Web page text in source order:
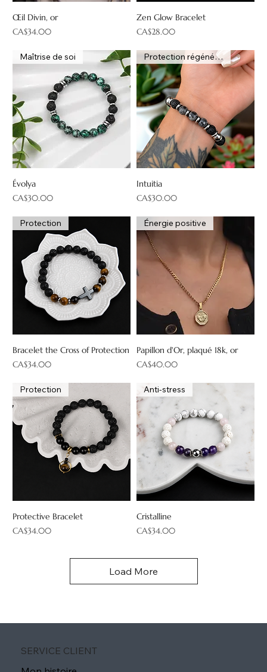
Œil Divin, or
Price
CA$34.00
Zen Glow Bracelet
Price
CA$28.00
Maîtrise de soi
Évolya
Price
CA$30.00
Protection régénératrice
Intuitia
Price
CA$30.00
Protection
Bracelet the Cross of Protection
Price
CA$34.00
Énergie positive
Papillon d'Or, plaqué 18k, or
Price
CA$40.00
Protection
Protective Bracelet
Price
CA$34.00
Anti-stress
Cristalline
Price
CA$34.00
Load More
SERVICE CLIENT